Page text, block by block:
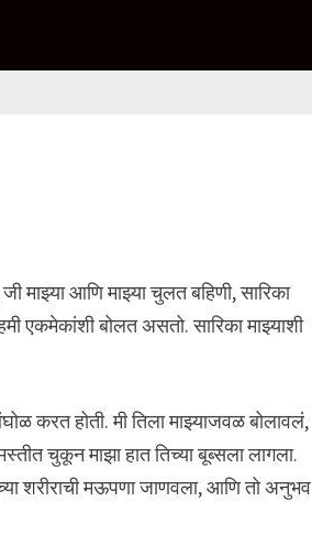
आणि माझ्या चुलत बहिणी, सारिका
एकमेकांशी बोलत असतो. सारिका माझ्याशी
करत होती. मी तिला माझ्याजवळ बोलावलं,
चुकून माझा हात तिच्या बूब्सला लागला.
शरीराची मऊपणा जाणवला, आणि तो अनुभव